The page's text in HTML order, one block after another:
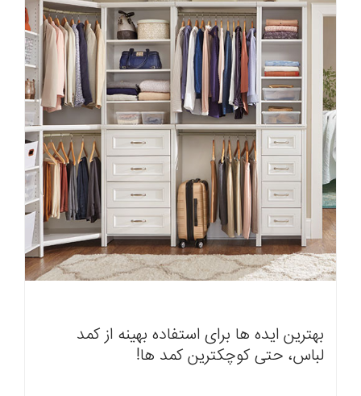
بهترین ایده ها برای استفاده بهینه از کمد
لباس، حتی کوچکترین کمد ها!